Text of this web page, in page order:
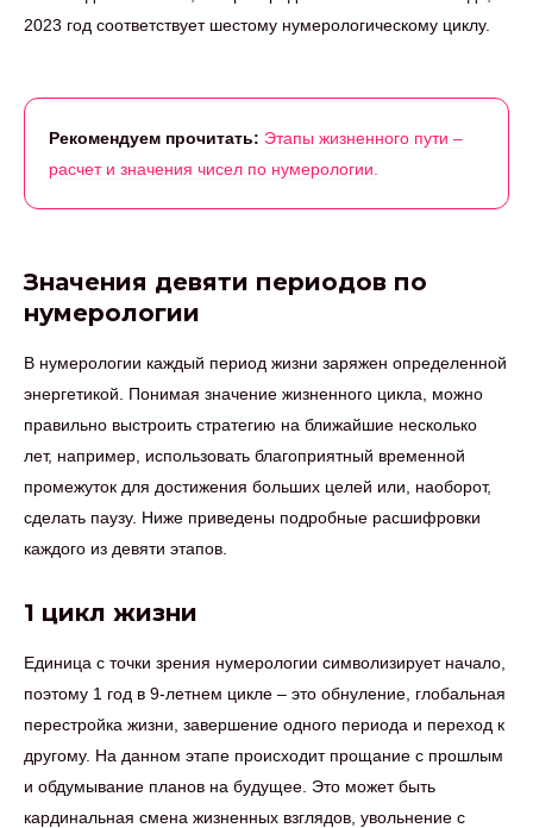
2023 год соответствует шестому нумерологическому циклу.
Рекомендуем прочитать: Этапы жизненного пути –
расчет и значения чисел по нумерологии.
Значения девяти периодов по
нумерологии
В нумерологии каждый период жизни заряжен определенной
энергетикой. Понимая значение жизненного цикла, можно
правильно выстроить стратегию на ближайшие несколько
лет, например, использовать благоприятный временной
промежуток для достижения больших целей или, наоборот,
сделать паузу. Ниже приведены подробные расшифровки
каждого из девяти этапов.
1 цикл жизни
Единица с точки зрения нумерологии символизирует начало,
поэтому 1 год в 9-летнем цикле – это обнуление, глобальная
перестройка жизни, завершение одного периода и переход к
другому. На данном этапе происходит прощание с прошлым
и обдумывание планов на будущее. Это может быть
кардинальная смена жизненных взглядов, увольнение с